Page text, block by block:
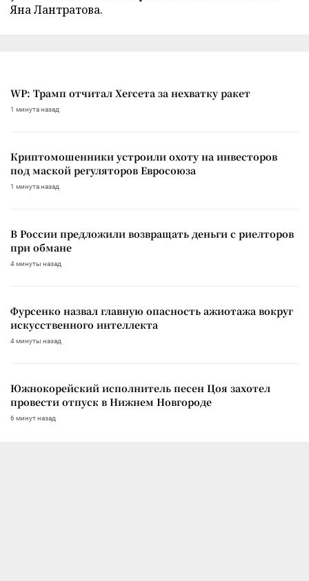
Яна Лантратова.
WP: Трамп отчитал Хегсета за нехватку ракет
1 минута назад
Криптомошенники устроили охоту на инвесторов
под маской регуляторов Евросоюза
1 минута назад
В России предложили возвращать деньги с риелторов
при обмане
4 минуты назад
Фурсенко назвал главную опасность ажиотажа вокруг
искусственного интеллекта
4 минуты назад
Южнокорейский исполнитель песен Цоя захотел
провести отпуск в Нижнем Новгороде
6 минут назад